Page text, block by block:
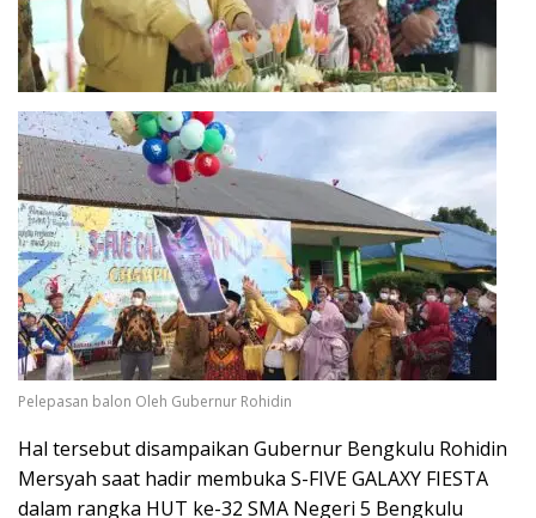
Pelepasan balon Oleh Gubernur Rohidin
Hal tersebut disampaikan Gubernur Bengkulu Rohidin
Mersyah saat hadir membuka S-FIVE GALAXY FIESTA
dalam rangka HUT ke-32 SMA Negeri 5 Bengkulu